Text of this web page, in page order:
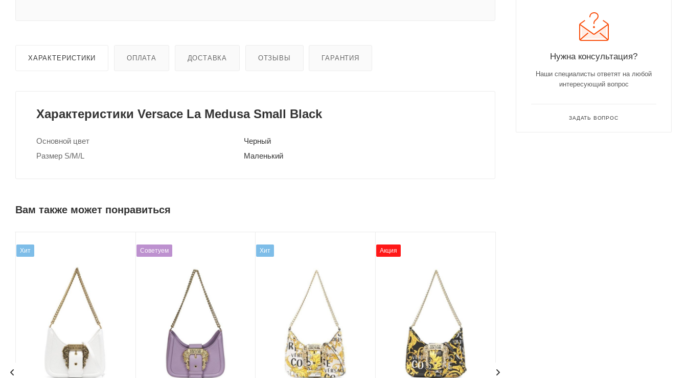
ХАРАКТЕРИСТИКИ ОПЛАТА ДОСТАВКА ОТЗЫВЫ ГАРАНТИЯ
Характеристики Versace La Medusa Small Black
Основной цвет
Черный
Размер S/M/L
Маленький
Вам также может понравиться
Хит Советуем Хит Акция
Нужна консультация?
Наши специалисты ответят на любой
интересующий вопрос
ЗАДАТЬ ВОПРОС